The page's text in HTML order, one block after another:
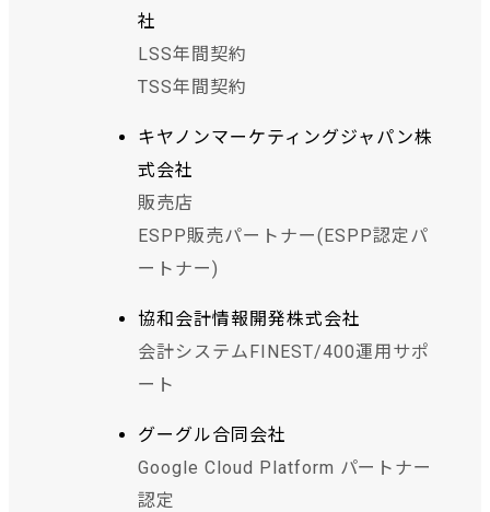
社
LSS年間契約
TSS年間契約
キヤノンマーケティングジャパン株
式会社
販売店
ESPP販売パートナー(ESPP認定パ
ートナー)
協和会計情報開発株式会社
会計システムFINEST/400運用サポ
ート
グーグル合同会社
Google Cloud Platform パートナー
認定